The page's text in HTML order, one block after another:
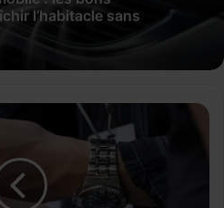
l’habitacle sans